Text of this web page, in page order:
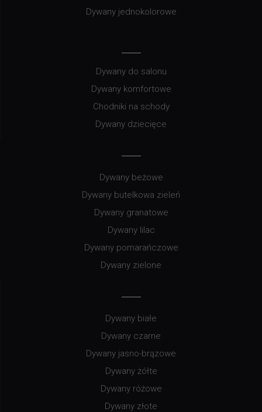
Dywany jednokolorowe
Dywany do salonu
Dywany komfortowe
Chodniki na schody
Dywany dziecięce
Dywany beżowe
Dywany butelkowa zieleń
Dywany granatowe
Dywany lilac
Dywany pomarańczowe
Dywany zielone
Dywany białe
Dywany czarne
Dywany jasno-brązowe
Dywany żółte
Dywany różowe
Dywany złote